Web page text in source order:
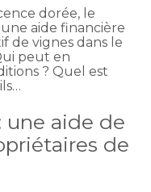
dorée, le
aide financière
de vignes dans le
peut en
? Quel est
une aide de
de